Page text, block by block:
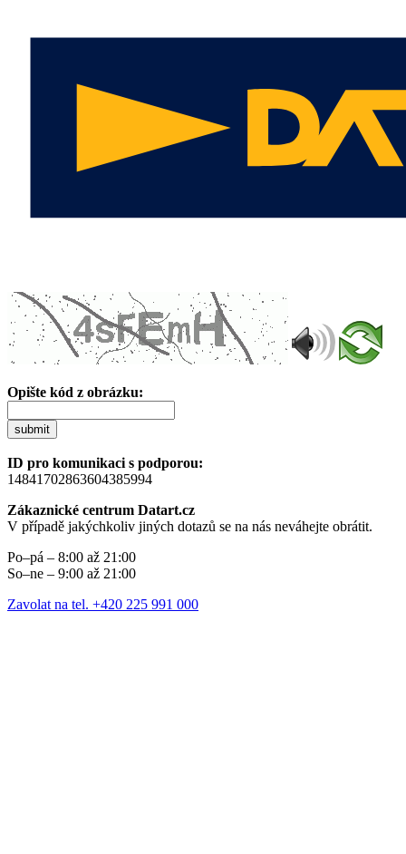
Opište kód z obrázku:
submit
ID pro komunikaci s podporou:
14841702863604385994
Zákaznické centrum Datart.cz
V případě jakýchkoliv jiných dotazů se na nás neváhejte obrátit.
Po–pá – 8:00 až 21:00
So–ne – 9:00 až 21:00
Zavolat na tel. +420 225 991 000